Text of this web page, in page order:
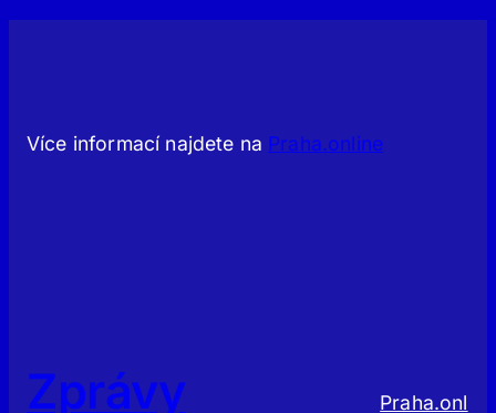
Více informací najdete na Praha.online
Zprávy Praha.onl